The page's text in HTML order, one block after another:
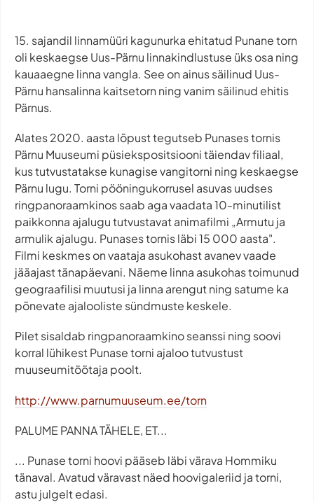
15. sajandil linnamüüri kagunurka ehitatud Punane torn
oli keskaegse Uus-Pärnu linnakindlustuse üks osa ning
kauaaegne linna vangla. See on ainus säilinud Uus-
Pärnu hansalinna kaitsetorn ning vanim säilinud ehitis
Pärnus.
Alates 2020. aasta lõpust tegutseb Punases tornis
Pärnu Muuseumi püsiekspositsiooni täiendav filiaal,
kus tutvustatakse kunagise vangitorni ning keskaegse
Pärnu lugu. Torni pööningukorrusel asuvas uudses
ringpanoraamkinos saab aga vaadata 10-minutilist
paikkonna ajalugu tutvustavat animafilmi „Armutu ja
armulik ajalugu. Punases tornis läbi 15 000 aasta".
Filmi keskmes on vaataja asukohast avanev vaade
jääajast tänapäevani. Näeme linna asukohas toimunud
geograafilisi muutusi ja linna arengut ning satume ka
põnevate ajalooliste sündmuste keskele.
Pilet sisaldab ringpanoraamkino seanssi ning soovi
korral lühikest Punase torni ajaloo tutvustust
muuseumitöötaja poolt.
http://www.parnumuuseum.ee/torn
PALUME PANNA TÄHELE, ET...
... Punase torni hoovi pääseb läbi värava Hommiku
tänaval. Avatud väravast näed hoovigaleriid ja torni,
astu julgelt edasi.